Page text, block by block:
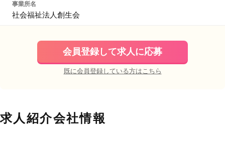
事業所名
社会福祉法人創生会
会員登録して求人に応募
既に会員登録している方はこちら
求人紹介会社情報